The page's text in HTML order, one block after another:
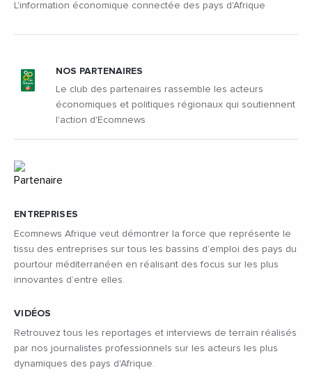
L'information économique connectée des pays d'Afrique
ENTREPRISES
Ecomnews Afrique veut démontrer la force que représente le
tissu des entreprises sur tous les bassins d’emploi des pays du
pourtour méditerranéen en réalisant des focus sur les plus
innovantes d’entre elles.
VIDÉOS
Retrouvez tous les reportages et interviews de terrain réalisés
par nos journalistes professionnels sur les acteurs les plus
dynamiques des pays d'Afrique.
NOS PARTENAIRES
Le club des partenaires rassemble les acteurs
économiques et politiques régionaux qui soutiennent
l'action d'Ecomnews